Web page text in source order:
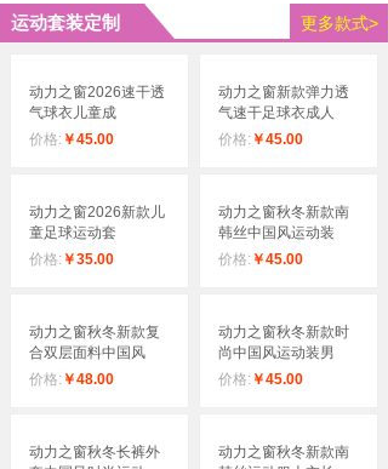
动力之窗2026速干透
气球衣儿童成
价格: ￥45.00
动力之窗新款弹力透
气速干足球衣成人
价格: ￥45.00
动力之窗2026新款儿
童足球运动套
价格: ￥35.00
动力之窗秋冬新款南
韩丝中国风运动装
价格: ￥45.00
动力之窗秋冬新款复
合双层面料中国风
价格: ￥48.00
动力之窗秋冬新款时
尚中国风运动装男
价格: ￥45.00
动力之窗秋冬长裤外
动力之窗秋冬新款南
更多款式>
运动套装定制